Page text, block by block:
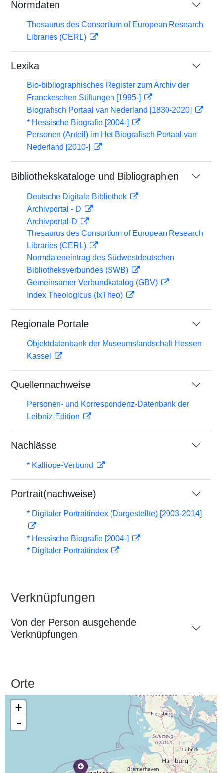
Normdaten
Thesaurus des Consortium of European Research
Libraries (CERL)
Lexika
Bio-bibliographisches Register zum Archiv der
Franckeschen Stiftungen [1995-]
Biografisch Portaal van Nederland [1830-2020]
* Hessische Biografie [2004-]
Personen (Anteil) im Het Biografisch Portaal van
Nederland [2010-]
Bibliothekskataloge und Bibliographien
Deutsche Digitale Bibliothek
Archivportal - D
Archivportal-D
Thesaurus des Consortium of European Research
Libraries (CERL)
Normdateneintrag des Südwestdeutschen
Bibliotheksverbundes (SWB)
Gemeinsamer Verbundkatalog (GBV)
Index Theologicus (IxTheo)
Regionale Portale
Objektdatenbank der Museumslandschaft Hessen
Kassel
Quellennachweise
Personen- und Korrespondenz-Datenbank der
Leibniz-Edition
Nachlässe
* Kalliope-Verbund
Portrait(nachweise)
* Digitaler Portraitindex (Dargestellte) [2003-2014]
* Hessische Biografie [2004-]
* Digitaler Portraitindex
Verknüpfungen
Von der Person ausgehende
Verknüpfungen
Orte
+
-